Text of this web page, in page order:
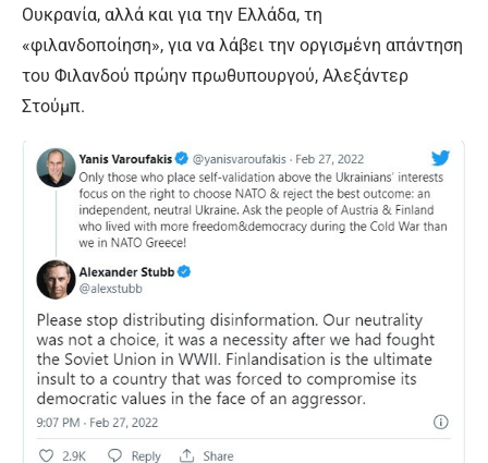
Ουκρανία, αλλά και για την Ελλάδα, τη
«φιλανδοποίηση», για να λάβει την οργισμένη απάντηση
του Φιλανδού πρώην πρωθυπουργού, Αλεξάντερ
Στούμπ.